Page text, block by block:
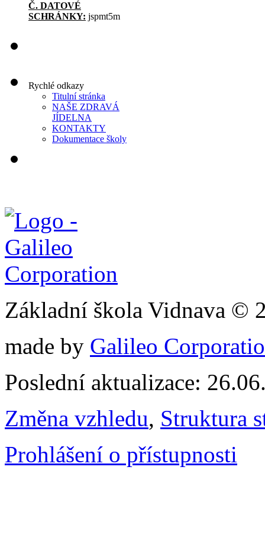
Č. DATOVÉ
SCHRÁNKY: jspmt5m
Rychlé odkazy
Titulní stránka
NAŠE ZDRAVÁ
JÍDELNA
KONTAKTY
Dokumentace školy
Základní škola Vidnava ©
made by Galileo
Poslední aktualizace:
Změna vzhledu, Struktura
Prohlášení o přístupnosti